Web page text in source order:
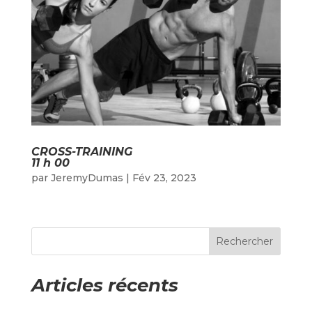
CROSS-TRAINING
11 h 00
par JeremyDumas | Fév 23, 2023
Rechercher
Articles récents